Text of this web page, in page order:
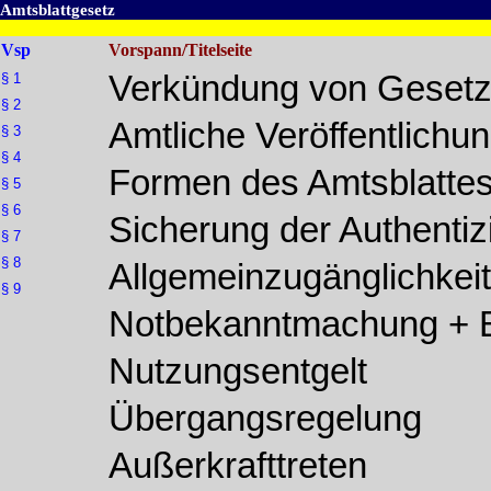
Amtsblattgesetz
Vsp Vorspann/Titelseite
§ 1
§ 2
§ 3
§ 4
§ 5
§ 6
§ 7
§ 8
§ 9
Verkündung von
Amtliche
Formen des
Sicherung der
Notbekanntmachung +
Nutzungsentgelt
Übergangsregelung
Außerkrafttreten